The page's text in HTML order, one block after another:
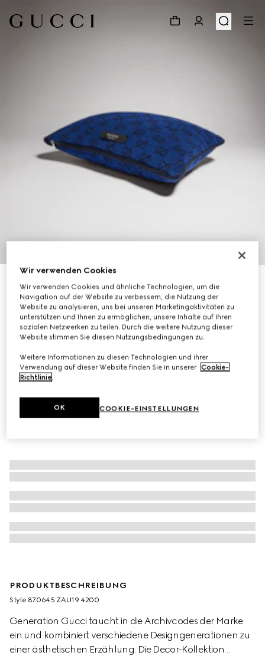
Rechteckiges Kissen aus GG Baumwolle
CHF 350
VariantenBlaue Baumwolle mit GG
PRODUKTBESCHREIBUNG
Style ‎870645 ZAU19 4200
Generation Gucci taucht in die Archivcodes der Marke
ein und kombiniert verschiedene Designgenerationen zu
einer ästhetischen Erzählung. Die Decor-Kollektion
Wir verwenden Cookies
Wir verwenden Cookies und ähnliche Technologien, um die
Navigation auf der Website zu verbessern, die Nutzung der
Website zu analysieren, uns bei unseren Marketingaktivitäten zu
unterstützen und Ihnen zu ermöglichen, unsere Inhalte auf Ihren
sozialen Netzwerken zu teilen. Durch die weitere Nutzung dieser
Website stimmen Sie diesen Nutzungsbedingungen zu.
Weitere Informationen zu diesen Technologien und ihrer
Verwendung auf dieser Website finden Sie in unserer Cookie-
Richtlinie.
COOKIE-EINSTELLUNGEN
OK